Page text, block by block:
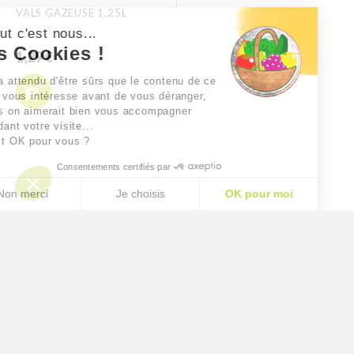
Salut c'est nous...
les Cookies !
On a attendu d'être sûrs que le contenu de ce
site vous intéresse avant de vous déranger,
mais on aimerait bien vous accompagner
pendant votre visite...
C'est OK pour vous ?
Consentements certifiés par
Non merci Je choisis OK pour moi
VALS GAZEUSE 1,25L
1,29 €